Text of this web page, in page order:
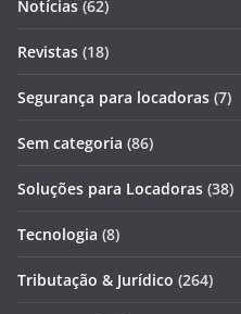
Notícias (62)
Revistas (18)
Segurança para locadoras (7)
Sem categoria (86)
Soluções para Locadoras (38)
Tecnologia (8)
Tributação & Jurídico (264)